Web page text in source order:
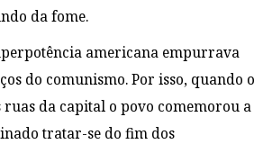
da fome.
americana empurrava
do comunismo. Por isso, quando o
da capital o povo comemorou a
tratar-se do fim dos